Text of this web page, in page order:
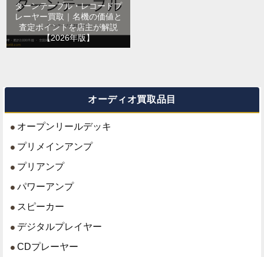
ターンテーブル・レコードプ
レーヤー買取｜名機の価値と
査定ポイントを店主が解説
【2026年版】
オーディオ買取品目
オープンリールデッキ
プリメインアンプ
プリアンプ
パワーアンプ
スピーカー
デジタルプレイヤー
CDプレーヤー